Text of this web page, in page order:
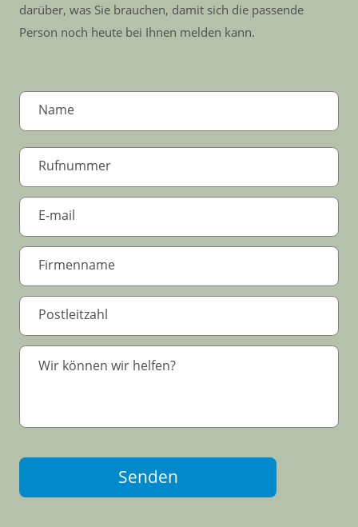
darüber, was Sie brauchen, damit sich die passende
Person noch heute bei Ihnen melden kann.
Senden